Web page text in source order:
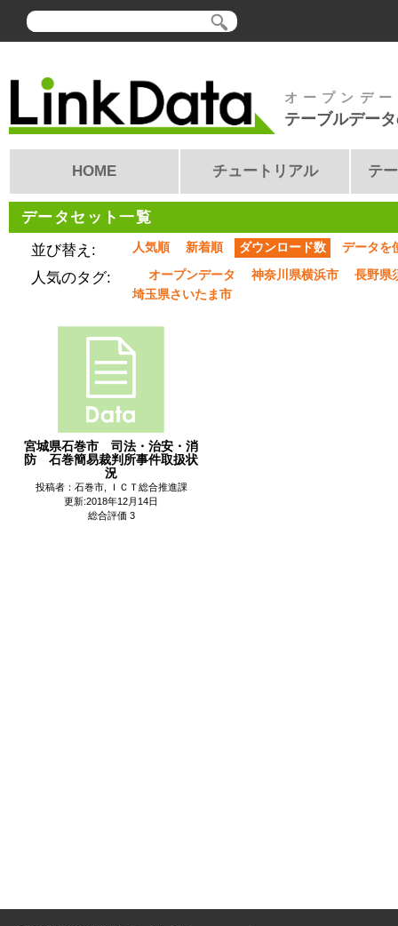
オープンデ
テーブルデー
HOME チュートリアル テ
データセット一覧
並び替え:
人気順 新着順 ダウンロード数 データを
人気のタグ: オープンデータ 神奈川県横浜市
長野県
埼玉県さいたま市
宮城県石巻市 司法・治安・消
防 石巻簡易裁判所事件取扱状
況
投稿者：石巻市, ＩＣＴ総合推進課
更新:2018年12月14日
総合評価 3